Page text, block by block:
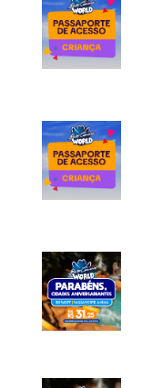
INFO
INFO
INFO